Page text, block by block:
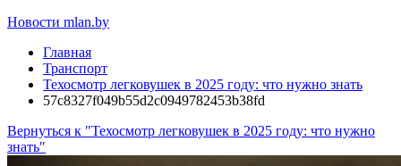
Новости mlan.by
Главная
Транспорт
Техосмотр легковушек в 2025 году: что нужно знать
57c8327f049b55d2c0949782453b38fd
Вернуться к "Техосмотр легковушек в 2025 году: что нужно
знать"